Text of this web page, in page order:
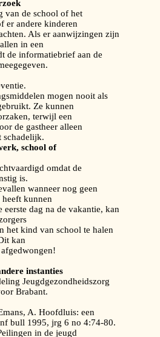
van de school of het
er andere kinderen
Als er aanwijzingen zijn
in een
de informatiebrief aan de
mogen nooit als
Ze kunnen
terwijl een
de gastheer alleen
schadelijk.
school of
omdat de
is.
wanneer nog geen
heeft kunnen
eerste dag na de vakantie, kan
het kind van school te halen
kan
instanties
Jeugdgezondheidszorg
Brabant.
A. Hoofdluis: een
bull 1995, jrg 6 no 4:74-80.
in de jeugd